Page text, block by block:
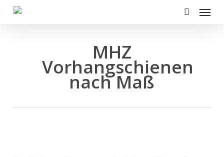
MHZ
Vorhangschienen
nach Maß